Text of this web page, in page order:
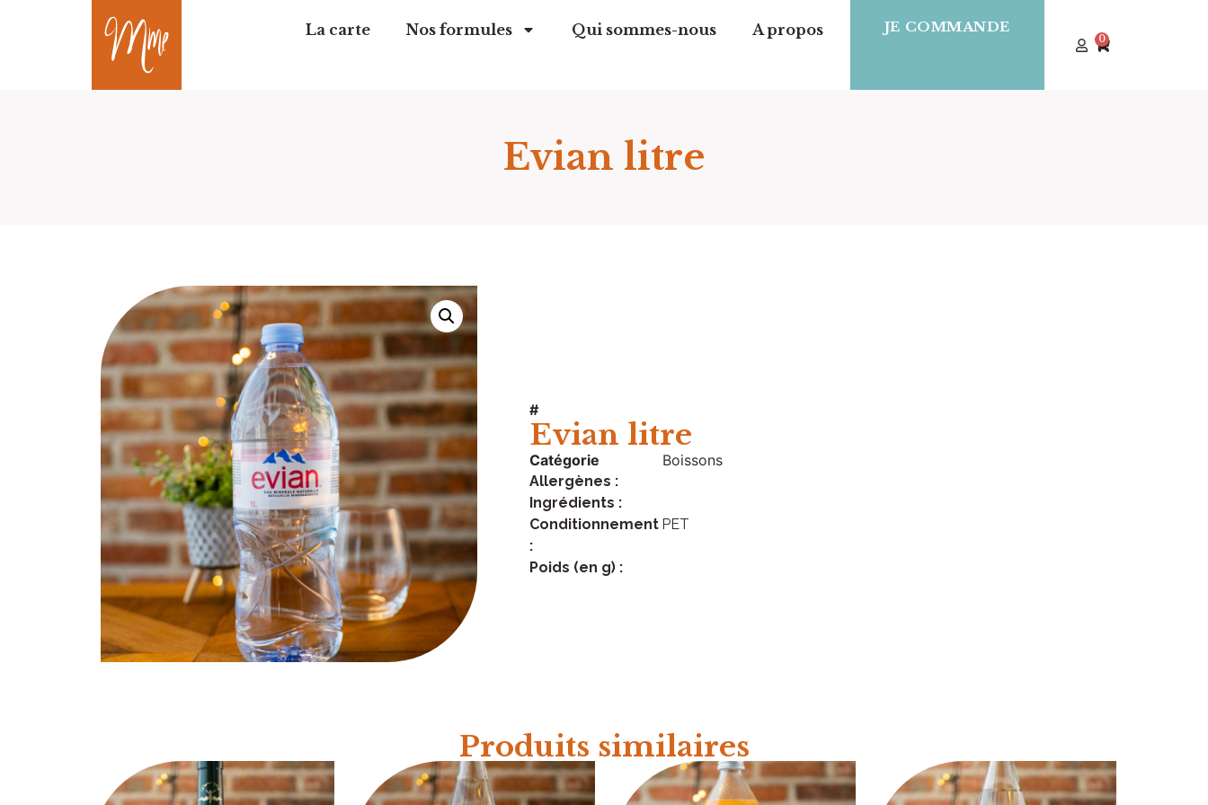
La carte Nos formules Qui sommes-nous A propos JE COMMANDE
0
Evian litre
#
Evian litre
Catégorie Boissons
Allergènes :
Ingrédients :
Conditionnement
:
PET
Poids (en g) :
Produits similaires